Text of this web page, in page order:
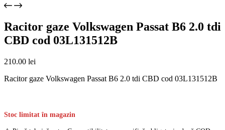
Racitor gaze Volkswagen Passat B6 2.0 tdi
CBD cod 03L131512B
210.00 lei
Racitor gaze Volkswagen Passat B6 2.0 tdi CBD cod 03L131512B
Stoc limitat în magazin